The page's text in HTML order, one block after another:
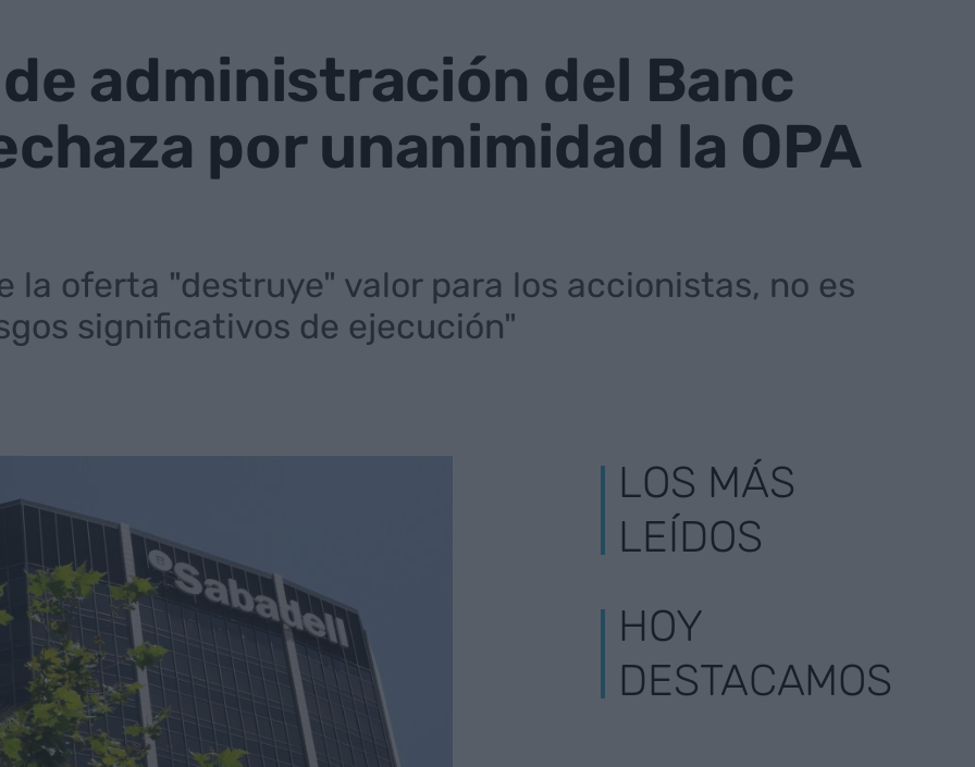
administración del Banc
por unanimidad la OPA
la oferta "destruye" valor para los accionistas, no es
significativos de ejecución"
LOS MÁS
LEÍDOS
HOY
DESTACAMOS